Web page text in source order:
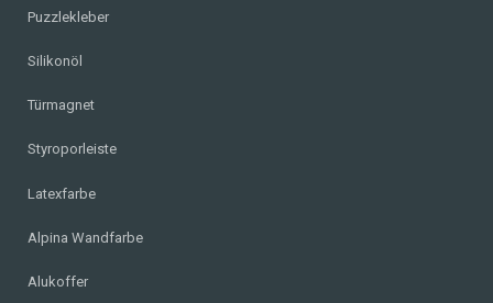
Puzzlekleber
Silikonöl
Türmagnet
Styroporleiste
Latexfarbe
Alpina Wandfarbe
Alukoffer